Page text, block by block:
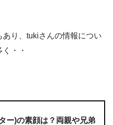
り、tukiさんの情報につい
・・
ー)の素顔は？両親や兄弟